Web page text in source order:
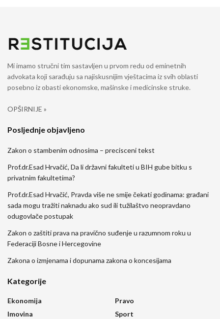
Mi imamo stručni tim sastavljen u prvom redu od eminetnih
advokata koji sarađuju sa najiskusnijim vještacima iz svih oblasti
posebno iz obasti ekonomske, mašinske i medicinske struke.
OPŠIRNIJE »
Posljednje objavljeno
Zakon o stambenim odnosima – precisceni tekst
Prof.dr.Esad Hrvačić, Da li državni fakulteti u BIH gube bitku s
privatnim fakultetima?
Prof.dr.Esad Hrvačić, Pravda više ne smije čekati godinama: građani
sada mogu tražiti naknadu ako sud ili tužilaštvo neopravdano
odugovlače postupak
Zakon o zaštiti prava na pravično suđenje u razumnom roku u
Federaciji Bosne i Hercegovine
Zakona o izmjenama i dopunama zakona o koncesijama
Kategorije
Ekonomija
Imovina
Pravo
Sport